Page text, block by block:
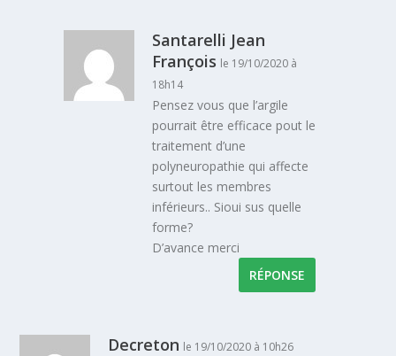
Santarelli Jean
François le 19/10/2020 à
18h14
Pensez vous que l’argile
pourrait être efficace pout le
traitement d’une
polyneuropathie qui affecte
surtout les membres
inférieurs.. Sioui sus quelle
forme?
D’avance merci
RÉPONSE
Decreton le 19/10/2020 à 10h26